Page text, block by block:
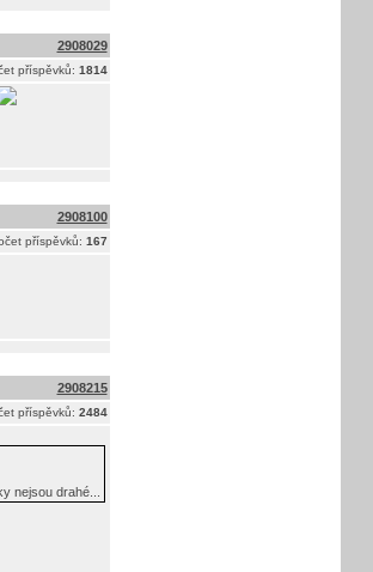
2908029
příspěvků: 1814
2908100
příspěvků: 167
2908215
příspěvků: 2484
nejsou drahé...